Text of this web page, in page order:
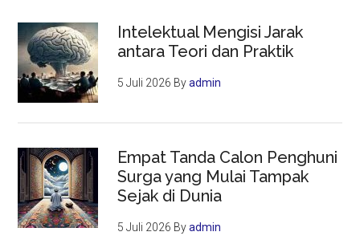
Intelektual Mengisi Jarak
antara Teori dan Praktik
5 Juli 2026 Byadmin
Empat Tanda Calon Penghuni
Surga yang Mulai Tampak
Sejak di Dunia
5 Juli 2026 Byadmin